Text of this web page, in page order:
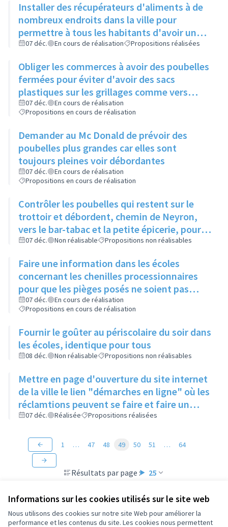
Informations sur les cookies utilisés sur le site web
Nous utilisons des cookies sur notre site Web pour améliorer la
performance et les contenus du site. Les cookies nous permettent
Installer des récupérateurs d'aliments à de
nombreux endroits dans la ville pour
permettre à tous les habitants d'avoir un
bac à proximité, quelque soit son quartier
07 déc. En cours de réalisation Propositions réalisées
Obliger les commerces à avoir des poubelles
fermées pour éviter d'avoir des sacs
plastiques sur les grillages comme vers
Boucherie André
07 déc.
En cours de réalisation
Propositions en cours de réalisation
Demander au Mc Donald de prévoir des
poubelles plus grandes car elles sont
toujours pleines voir débordantes
07 déc.
En cours de réalisation
Propositions en cours de réalisation
Contrôler les poubelles qui restent sur le
trottoir et débordent, chemin de Neyron,
vers le bar-tabac et la petite épicerie, pour
qu'elles soient sorties la veille du ramassage
07 déc. Non réalisable Propositions non réalisables
Faire une information dans les écoles
concernant les chenilles processionnaires
pour que les pièges posés ne soient pas
enlevés
07 déc.
En cours de réalisation
Propositions en cours de réalisation
Fournir le goûter au périscolaire du soir dans
les écoles, identique pour tous
08 déc. Non réalisable Propositions non réalisables
Mettre en page d'ouverture du site internet
de la ville le lien "démarches en ligne" où les
réclamtions peuvent se faire et faire un
rappel de l'existence de ce lien
07 déc. Réalisée Propositions réalisées
Résultats par page : 25
1 … 47 48 49 50 51 … 64
Conditions d'utilisation